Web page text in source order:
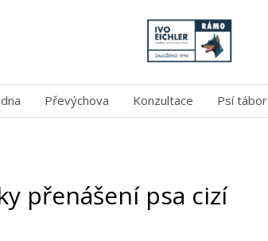
Převýchova Konzultace Psí tábor
přenášení psa cizí